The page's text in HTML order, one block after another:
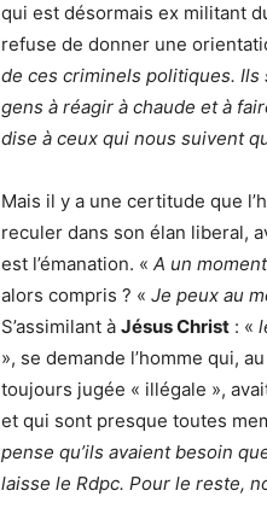
qui est désormais ex militant
refuse de donner une
de ces criminels politiques. Ils
gens à réagir à chaude et à
dise à ceux qui nous suivent
Mais il y a une certitude que
reculer dans son élan liberal,
est l’émanation. « A un
alors compris ? « Je peux au
S’assimilant à Jésus Christ : «
», se demande l’homme qui,
toujours jugée « illégale »,
et qui sont presque toutes
pense qu’ils avaient besoin
laisse le Rdpc. Pour le reste,